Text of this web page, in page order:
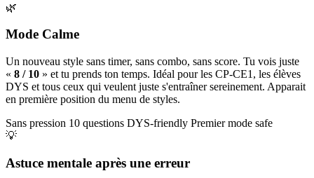
🌿
Mode Calme
Un nouveau style sans timer, sans combo, sans score. Tu vois juste
« 8 / 10 » et tu prends ton temps. Idéal pour les CP-CE1, les élèves
DYS et tous ceux qui veulent juste s'entraîner sereinement. Apparait
en première position du menu de styles.
Sans pression 10 questions DYS-friendly Premier mode safe
💡
Astuce mentale après une erreur